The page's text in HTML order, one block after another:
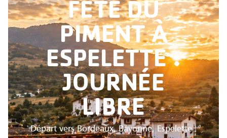
FÊTE DU
PIMENT À
ESPELETTE :
JOURNÉE
LIBRE
Départ vers Bordeaux, Bayonne, Espelette :